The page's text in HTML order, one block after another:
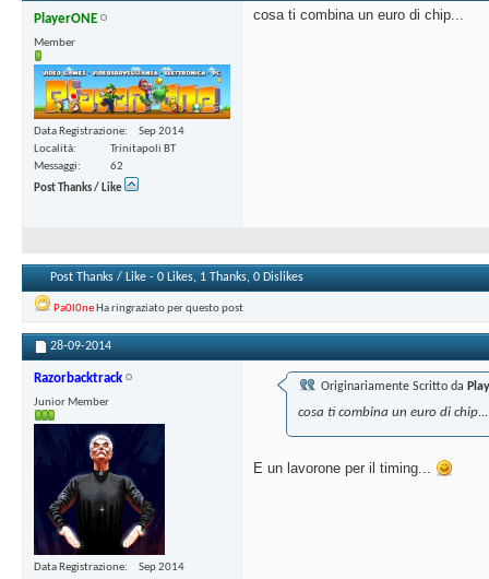
PlayerONE
Member
Data Registrazione
Sep 2014
Località
Trinitapoli BT
Messaggi
62
Post Thanks / Like
cosa ti combina un euro di chip...
Post Thanks / Like - 0 Likes, 1 Thanks, 0 Dislikes
Pa0l0ne Ha ringraziato per questo post
28-09-2014
Razorbacktrack
Junior Member
Data Registrazione
Sep 2014
Originariamente Scritto da
cosa ti combina un euro di chip...
E un lavorone per il timing...